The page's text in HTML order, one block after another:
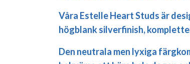
Våra Estelle Heart Studs är
högblank silverfinish,
Den neutrala men lyxiga